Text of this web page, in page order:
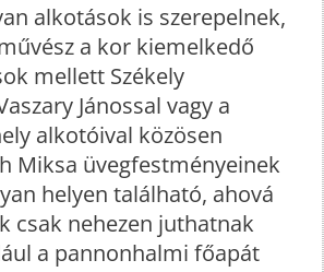
alkotások is szerepelnek,
a kor kiemelkedő
mellett Székely
Jánossal vagy a
alkotóival közösen
Miksa üvegfestményeinek
helyen található, ahová
csak nehezen juthatnak
a pannonhalmi főapát